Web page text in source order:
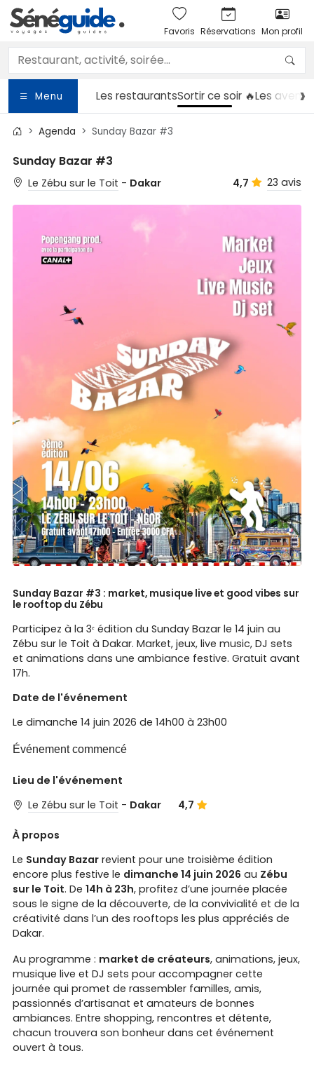
Favoris Réservations Mon profil
Menu Les restaurantsSortirce soir 🔥Les
Agenda Sunday Bazar #3
Sunday Bazar #3
Le Zébu sur le Toit - Dakar 4,7 23 avis
Sunday Bazar #3 : market, musique live et good vibes sur
le rooftop du Zébu
Participez à la 3ᵉ édition du Sunday Bazar le 14 juin au
Zébu sur le Toit à Dakar. Market, jeux, live music, DJ sets
et animations dans une ambiance festive. Gratuit avant
17h.
Date de l'événement
Le dimanche 14 juin 2026 de 14h00 à 23h00
Événement commencé
Lieu de l'événement
Le Zébu sur le Toit - Dakar 4,7
À propos
Le Sunday Bazar revient pour une troisième édition
encore plus festive le dimanche 14 juin 2026 au Zébu
sur le Toit. De14h à 23h, profitez d’une journée placée
sous le signe de la découverte, de la convivialité et de la
créativité dans l’un des rooftops les plus appréciés de
Dakar.
Au programme : market de créateurs, animations, jeux,
musique live et DJ sets pour accompagner cette
journée qui promet de rassembler familles, amis,
passionnés d’artisanat et amateurs de bonnes
ambiances. Entre shopping, rencontres et détente,
chacun trouvera son bonheur dans cet événement
ouvert à tous.